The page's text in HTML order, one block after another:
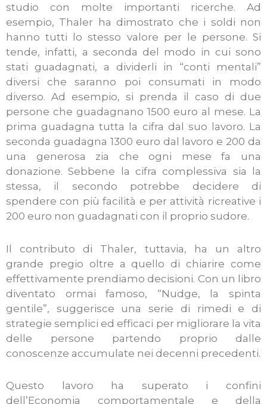
studio con molte importanti ricerche. Ad
esempio, Thaler ha dimostrato che i soldi non
hanno tutti lo stesso valore per le persone. Si
tende, infatti, a seconda del modo in cui sono
stati guadagnati, a dividerli in “conti mentali”
diversi che saranno poi consumati in modo
diverso. Ad esempio, si prenda il caso di due
persone che guadagnano 1500 euro al mese. La
prima guadagna tutta la cifra dal suo lavoro. La
seconda guadagna 1300 euro dal lavoro e 200 da
una generosa zia che ogni mese fa una
donazione. Sebbene la cifra complessiva sia la
stessa, il secondo potrebbe decidere di
spendere con più facilità e per attività ricreative i
200 euro non guadagnati con il proprio sudore.
Il contributo di Thaler, tuttavia, ha un altro
grande pregio oltre a quello di chiarire come
effettivamente prendiamo decisioni. Con un libro
diventato ormai famoso, “Nudge, la spinta
gentile”, suggerisce una serie di rimedi e di
strategie semplici ed efficaci per migliorare la vita
delle persone partendo proprio dalle
conoscenze accumulate nei decenni precedenti.
Questo lavoro ha superato i confini
dell’Economia comportamentale e della